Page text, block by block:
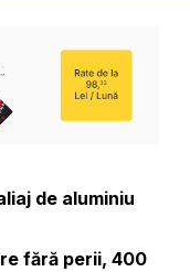
de aluminiu
fără perii, 400